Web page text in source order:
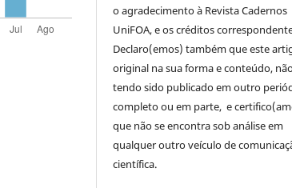
o agradecimento à Revista Cadernos
UniFOA, e os créditos
Declaro(emos) também que este
original na sua forma e conteúdo,
tendo sido publicado em outro
completo ou em parte, e
que não se encontra sob análise em
qualquer outro veículo de
científica.